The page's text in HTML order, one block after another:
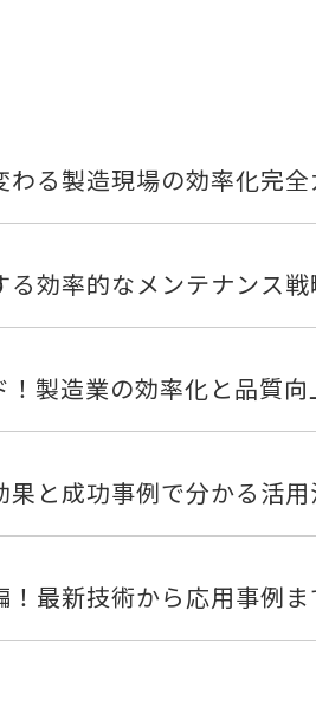
る製造現場の効率化完全
効率的なメンテナンス戦
製造業の効率化と品質
と成功事例で分かる活用
最新技術から応用事例